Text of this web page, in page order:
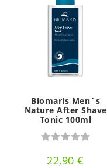
Biomaris Men´s
Nature After Shave
Tonic 100ml
22,90 €